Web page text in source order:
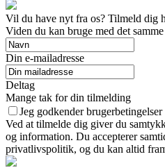
Vil du have nyt fra os? Tilmeld dig
Viden du kan bruge med det
Din e-mailadresse
Deltag
Mange tak for din tilmelding
Jeg godkender
Ved at tilmelde dig giver du
og information. Du accepterer
privatlivspolitik, og du kan altid